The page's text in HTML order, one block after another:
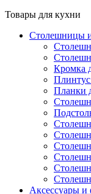
Товары для кухни
Столешницы
Кромка
Планки
Аксессуары и